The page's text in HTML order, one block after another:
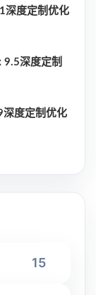
深度定制优化
9.5深度定制
深度定制优化
15